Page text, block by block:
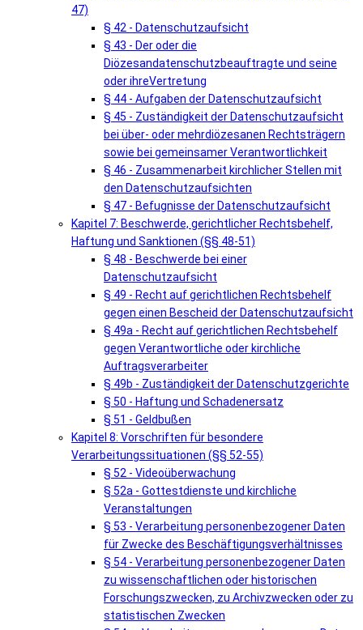
47)
§ 42 - Datenschutzaufsicht
§ 43 - Der oder die
Diözesandatenschutzbeauftragte und seine
oder ihreVertretung
§ 44 - Aufgaben der Datenschutzaufsicht
§ 45 - Zuständigkeit der Datenschutzaufsicht
bei über- oder mehrdiözesanen Rechtsträgern
sowie bei gemeinsamer Verantwortlichkeit
§ 46 - Zusammenarbeit kirchlicher Stellen mit
den Datenschutzaufsichten
§ 47 - Befugnisse der Datenschutzaufsicht
Kapitel 7: Beschwerde, gerichtlicher Rechtsbehelf,
Haftung und Sanktionen (§§ 48-51)
§ 48 - Beschwerde bei einer
Datenschutzaufsicht
§ 49 - Recht auf gerichtlichen Rechtsbehelf
gegen einen Bescheid der Datenschutzaufsicht
§ 49a - Recht auf gerichtlichen Rechtsbehelf
gegen Verantwortliche oder kirchliche
Auftragsverarbeiter
§ 49b - Zuständigkeit der Datenschutzgerichte
§ 50 - Haftung und Schadenersatz
§ 51 - Geldbußen
Kapitel 8: Vorschriften für besondere
Verarbeitungssituationen (§§ 52-55)
§ 52 - Videoüberwachung
§ 52a - Gottestdienste und kirchliche
Veranstaltungen
§ 53 - Verarbeitung personenbezogener Daten
für Zwecke des Beschäftigungsverhältnisses
§ 54 - Verarbeitung personenbezogener Daten
zu wissenschaftlichen oder historischen
Forschungszwecken, zu Archivzwecken oder zu
statistischen Zwecken